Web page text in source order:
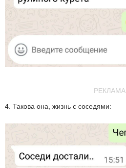
РЕКЛАМА
4. Такова она, жизнь с соседями: